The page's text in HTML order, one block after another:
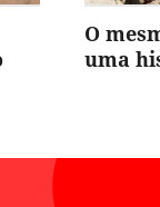
O
uma